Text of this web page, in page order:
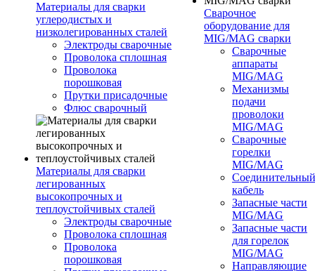
Материалы для сварки
углеродистых и
низколегированных сталей
Электроды сварочные
Проволока сплошная
Проволока
порошковая
Прутки присадочные
Флюс сварочный
Материалы для сварки
легированных
высокопрочных и
теплоустойчивых сталей
Электроды сварочные
Проволока сплошная
Проволока
порошковая
Сварочное
оборудование для
MIG/MAG сварки
Сварочные
аппараты
MIG/MAG
Механизмы
подачи
проволоки
MIG/MAG
Сварочные
горелки
MIG/MAG
Соединительный
кабель
Запасные части
MIG/MAG
Запасные части
для горелок
MIG/MAG
Направляющие